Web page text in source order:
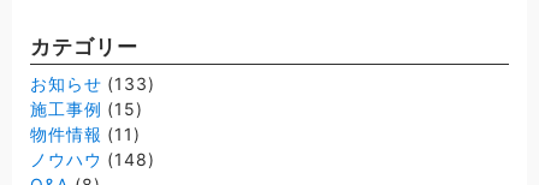
カテゴリー
お知らせ (133)
施工事例 (15)
物件情報 (11)
ノウハウ (148)